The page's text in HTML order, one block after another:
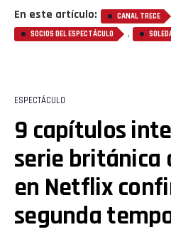
En este artículo: CANAL TRECE
SOCIOS DEL ESPECTÁCULO ,
ESPECTÁCULO
9 capítulos
serie británica
en Netflix
segunda